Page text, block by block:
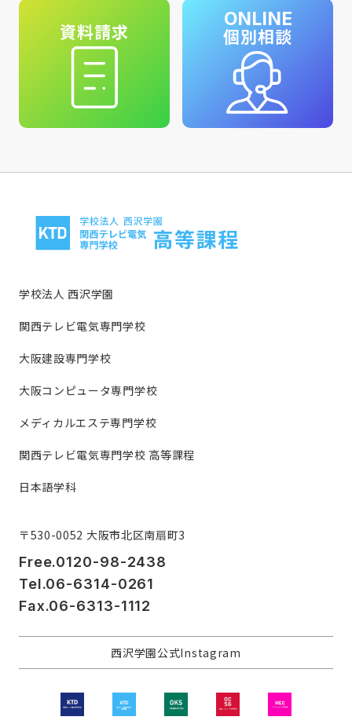
資料請求
ONLINE
個別相談
学校法人 西沢学園
関西テレビ電気専門学校
大阪建設専門学校
大阪コンピュータ専門学校
メディカルエステ専門学校
関西テレビ電気専門学校 高等課程
日本語学科
〒530-0052 大阪市北区南扇町3
Free.0120-98-2438
Tel.06-6314-0261
Fax.06-6313-1112
西沢学園公式Instagram